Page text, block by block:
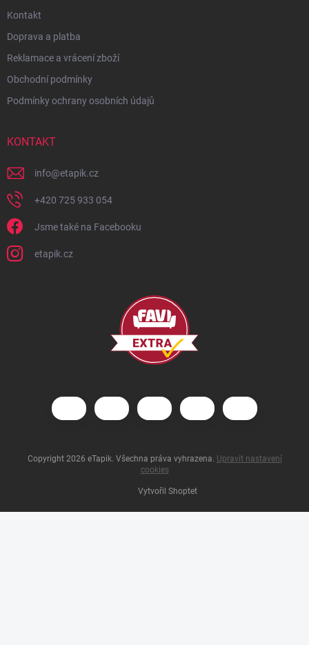
Kontakt
Doprava a platba
Reklamace a vrácení zboží
Obchodní podmínky
Podmínky ochrany osobních údajů
KONTAKT
info@etapik.cz
+420 725 933 054
Jsme také na Facebooku
etapik.cz
Vytvořil Shoptet
Copyright 2026 eTapik. Všechna práva vyhrazena. Upravit nastavení
cookies